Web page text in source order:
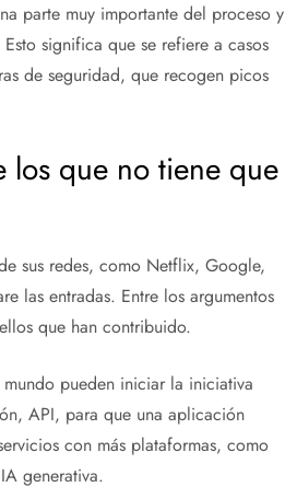
parte muy importante del proceso y
significa que se refiere a casos
de seguridad, que recogen picos
los que no tiene que
sus redes, como Netflix, Google,
las entradas. Entre los argumentos
que han contribuido.
pueden iniciar la iniciativa
API, para que una aplicación
con más plataformas, como
generativa.